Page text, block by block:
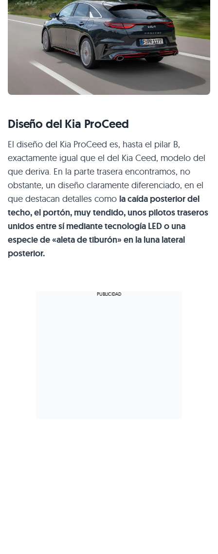
Diseño del Kia ProCeed
El diseño del Kia ProCeed es, hasta el pilar B,
exactamente igual que el del Kia Ceed, modelo del
que deriva. En la parte trasera encontramos, no
obstante, un diseño claramente diferenciado, en el
que destacan detalles como la caída posterior del
techo, el portón, muy tendido, unos pilotos traseros
unidos entre sí mediante tecnología LED o una
especie de «aleta de tiburón» en la luna lateral
posterior.